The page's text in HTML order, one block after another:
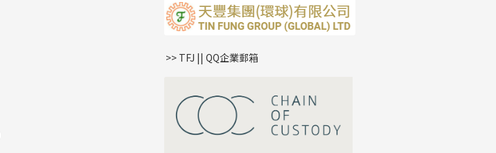
*你的名字
公司名稱
>> TFJ || QQ企業郵箱